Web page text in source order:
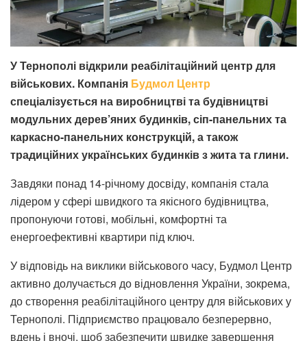
У Тернополі відкрили реабілітаційний центр для
військових. Компанія Будмол Центр
спеціалізується на виробництві та будівництві
модульних дерев’яних будинків, сіп-панельних та
каркасно-панельних конструкцій, а також
традиційних українських будинків з жита та глини.
Завдяки понад 14-річному досвіду, компанія стала
лідером у сфері швидкого та якісного будівництва,
пропонуючи готові, мобільні, комфортні та
енергоефективні квартири під ключ.​
У відповідь на виклики військового часу, Будмол Центр
активно долучається до відновлення України, зокрема,
до створення реабілітаційного центру для військових у
Тернополі. Підприємство працювало безперервно,
вдень і вночі, щоб забезпечити швидке завершення